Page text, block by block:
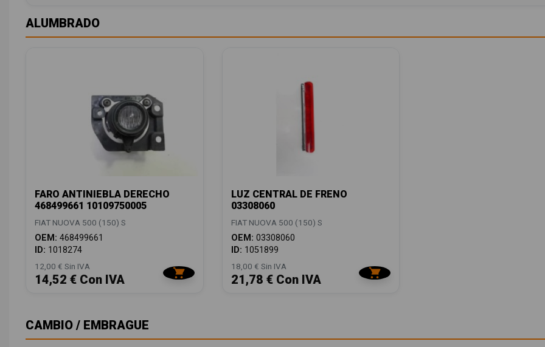
ALUMBRADO
FARO ANTINIEBLA DERECHO
468499661 10109750005
FIAT NUOVA 500 (150) S
OEM: 468499661
ID: 1018274
12,00 € Sin IVA
14,52 € Con IVA
LUZ CENTRAL DE FRENO
03308060
FIAT NUOVA 500 (150) S
OEM: 03308060
ID: 1051899
18,00 € Sin IVA
21,78 € Con IVA
CAMBIO / EMBRAGUE